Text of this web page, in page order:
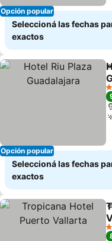
Opción popular
Seleccioná las fechas
exactos
Opción popular
5
Seleccioná las fechas
exactos
3